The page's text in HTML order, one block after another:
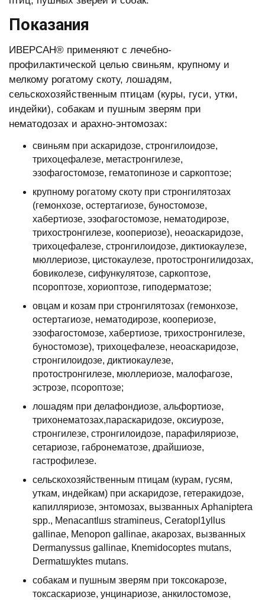
Показания
ИВЕРСАН® применяют с лечебно-
профилактической целью свиньям, крупному и
мелкому рогатому скоту, лошадям,
сельскохозяйственным птицам (куры, гуси, утки,
индейки), собакам и пушным зверям при
нематодозах и арахно-энтомозах:
свиньям при аскаридозе, стронгилоидозе,
трихоцефалезе, метастронгилезе,
эзофагостомозе, гематопинозе и саркоптозе;
крупному рогатому скоту при стронгилятозах
(гемонхозе, остертагиозе, буностомозе,
хабертиозе, эзофагостомозе, нематодирозе,
трихостронгилезе, коопериозе), неоаскаридозе,
трихоцефалезе, стронгилоидозе, диктиокаулезе,
мюллериозе, цистокаулезе, протостронгилидозах,
бовиколезе, сифункулятозе, саркоптозе,
псороптозе, хориоптозе, гиподерматозе;
овцам и козам при стронгилятозах (гемонхозе,
остертагиозе, нематодирозе, коопериозе,
эзофагостомозе, хабертиозе, трихостронгилезе,
буностомозе), трихоцефалезе, неоаскаридозе,
стронгилоидозе, диктиокаулезе,
протостронгилезе, мюллериозе, малофагозе,
эстрозе, псороптозе;
лошадям при делафондиозе, альфортиозе,
трихонематозах,параскаридозе, оксиурозе,
стронгилезе, стронгилоидозе, парафиляриозе,
сетариозе, габронематозе, драйшиозе,
гастрофилезе.
сельскохозяйственным птицам (курам, гусям,
уткам, индейкам) при аскаридозе, гетеракидозе,
капилляриозе, энтомозах, вызванных Aphaniptera
spp., Menacaпtlшs stramiпeus, Ceratopl1yllus
gallinae, Menopon gallinae, акарозах, вызванных
Dermanyssus gallinae, Кnemidocoptes mutans,
Dermatшyktes mutans.
собакам и пушным зверям при токсокарозе,
токсаскариозе, унцинариозе, анкилостомозе,